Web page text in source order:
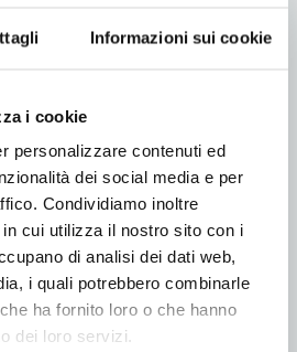
Informazioni sui cookie
i cookie
personalizzare contenuti ed
dei social media e per
Condividiamo inoltre
cui utilizza il nostro sito con i
di analisi dei dati web,
i quali potrebbero combinarle
ha fornito loro o che hanno
dei loro servizi.
del packaging fra
BPK) e Internova
primo polo del packaging con il
SHOP. Multidisciplinarità “sotto
innovazione, riciclabilità,
Ad inizio ottobre il
la fusione tra Bluepack...